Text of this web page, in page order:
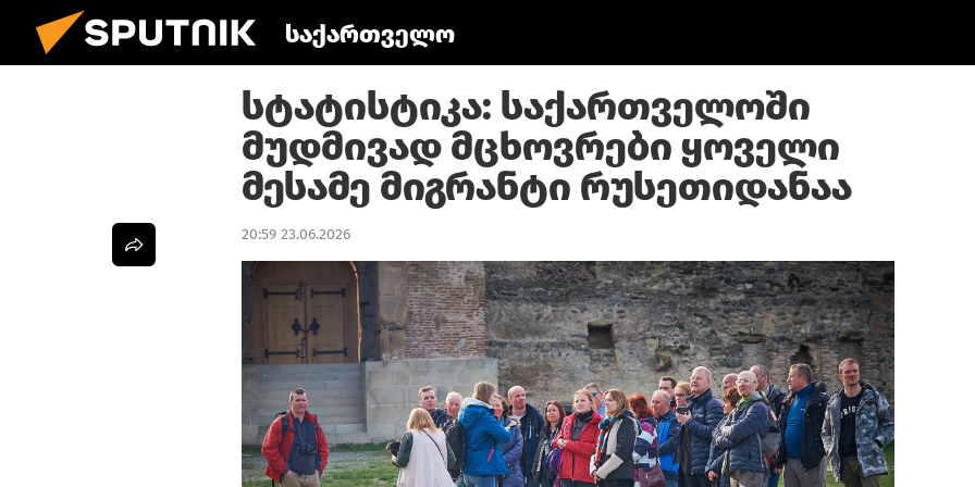
საქართველო
სტატისტიკა: საქართველოში
მუდმივად მცხოვრები ყოველი
მესამე მიგრანტი რუსეთიდანაა
20:59 23.06.2026